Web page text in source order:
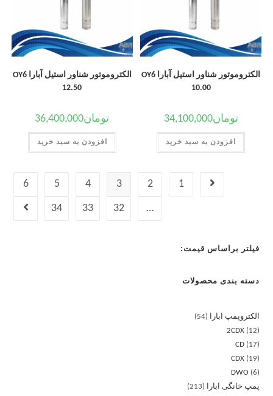
الکتروموتور شناور استیل آبارا OY6
10.00
تومان34,100,000
افزودن به سبد خرید
الکتروموتور شناور استیل آبارا OY6
12.50
تومان36,400,000
افزودن به سبد خرید
1
2
3
4
5
6
…
32
33
34
فیلتر براساس قیمت:
دسته بندی محصولات
الکتروپمپ ابارا
54
2CDX
12
CD
17
CDX
19
DWO
6
پمپ خانگی ابارا
213